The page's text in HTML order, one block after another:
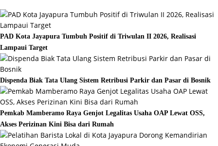
PAD Kota Jayapura Tumbuh Positif di Triwulan II 2026, Realisasi
Lampaui Target
Dispenda Biak Tata Ulang Sistem Retribusi Parkir dan Pasar di Bosnik
Pemkab Mamberamo Raya Genjot Legalitas Usaha OAP Lewat OSS,
Akses Perizinan Kini Bisa dari Rumah